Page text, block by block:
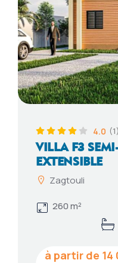
4.0 (1)
VILLA F3
EXTENSIBLE
Zagtouli
260 m²
14